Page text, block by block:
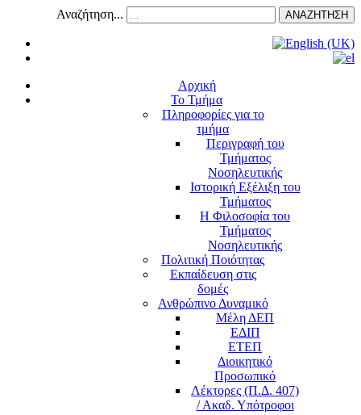
Αναζήτηση... ΑΝΑΖΗΤΗΣΗ
Αρχική
Το Τμήμα
Πληροφορίες για το
τμήμα
Περιγραφή του
Τμήματος
Νοσηλευτικής
Ιστορική Εξέλιξη του
Τμήματος
Η Φιλοσοφία του
Τμήματος
Νοσηλευτικής
Πολιτική Ποιότητας
Εκπαίδευση στις
δομές
Ανθρώπινο Δυναμικό
Μέλη ΔΕΠ
ΕΔΙΠ
ΕΤΕΠ
Διοικητικό
Προσωπικό
Λέκτορες (Π.Δ. 407)
/ Ακαδ. Υπότροφοι